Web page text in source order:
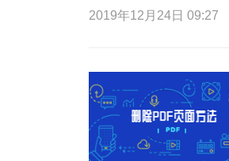
2019年12月24日 09:27